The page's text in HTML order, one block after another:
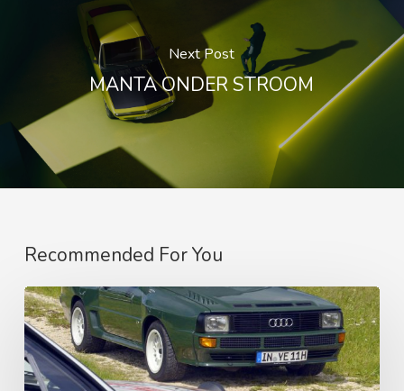
Next Post
MANTA ONDER STROOM
Recommended For You
DE
GEKNOTTE
QUATTRO